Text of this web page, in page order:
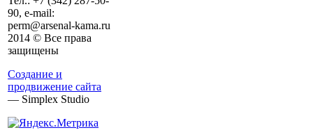
90, e-mail:
perm@arsenal-kama.ru
2014 © Все права
защищены
Создание и
продвижение сайта
— Simplex Studio